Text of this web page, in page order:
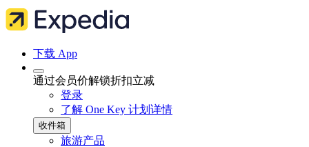
下载 App
通过会员价解锁折扣立减
登录
了解 One Key 计划详情
收件箱
旅游产品